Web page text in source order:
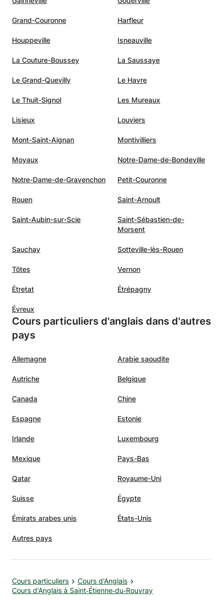
Grand-Couronne Harfleur
Houppeville Isneauville
La Couture-Boussey La Saussaye
Le Grand-Quevilly Le Havre
Le Thuit-Signol Les Mureaux
Lisieux Louviers
Mont-Saint-Aignan Montivilliers
Moyaux Notre-Dame-de-Bondeville
Notre-Dame-de-Gravenchon Petit-Couronne
Rouen Saint-Arnoult
Saint-Aubin-sur-Scie
Saint-Sébastien-de-
Morsent
Sauchay Sotteville-lès-Rouen
Tôtes Vernon
Étretat Étrépagny
Évreux
Cours particuliers d'anglais dans d'autres
pays
Allemagne Arabie saoudite
Autriche Belgique
Canada Chine
Espagne Estonie
Irlande Luxembourg
Mexique Pays-Bas
Qatar Royaume-Uni
Suisse Égypte
Émirats arabes unis États-Unis
Autres pays
Cours particuliers
Cours d'Anglais
Cours d'Anglais à Saint‑Étienne‑du‑Rouvray